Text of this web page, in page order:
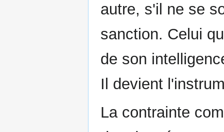
autre, s'il ne se
sanction. Celui
de son
Il devient
La contrainte